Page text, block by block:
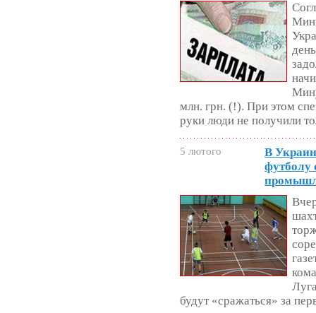
млн. грн. (!). При этом
руки люди не получили
5 лютого
В
футболу
будут «сражаться» за